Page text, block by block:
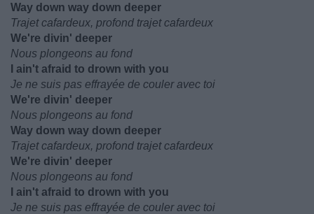
Way down way down deeper
Trajet cafardeux, profond trajet cafardeux
We're divin' deeper
Nous plongeons au fond
I ain't afraid to drown with you
Je ne suis pas effrayée de couler avec toi
We're divin' deeper
Nous plongeons au fond
Way down way down deeper
Trajet cafardeux, profond trajet cafardeux
We're divin' deeper
Nous plongeons au fond
I ain't afraid to drown with you
Je ne suis pas effrayée de couler avec toi